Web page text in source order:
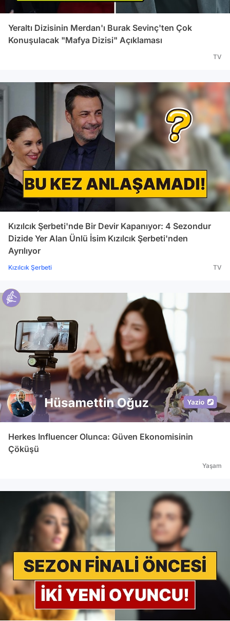
Yeraltı Dizisinin Merdan'ı Burak Sevinç'ten Çok
Konuşulacak "Mafya Dizisi" Açıklaması
TV
Kızılcık Şerbeti'nde Bir Devir Kapanıyor: 4 Sezondur
Dizide Yer Alan Ünlü İsim Kızılcık Şerbeti'nden
Ayrılıyor
Kızılcık Şerbeti TV
Herkes Influencer Olunca: Güven Ekonomisinin
Çöküşü
Yaşam